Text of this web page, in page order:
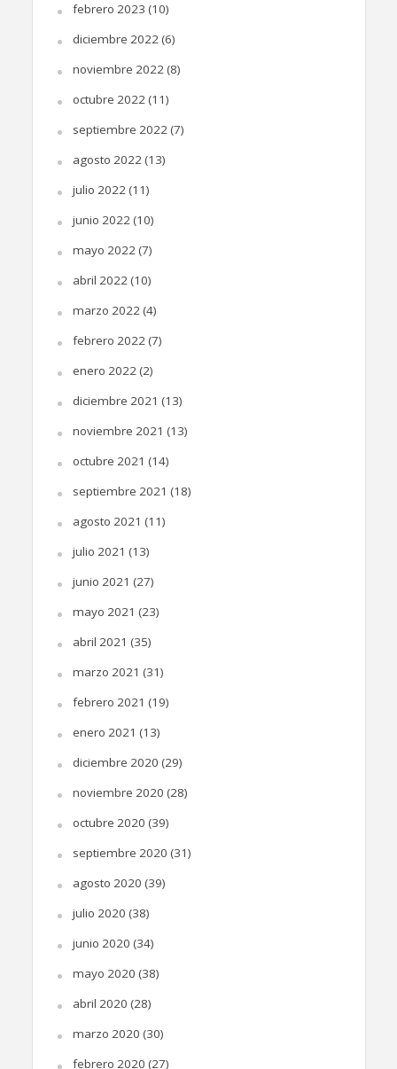
febrero 2023 (10)
diciembre 2022(6)
noviembre 2022(8)
octubre 2022(11)
septiembre 2022(7)
agosto 2022(13)
julio 2022(11)
junio 2022(10)
mayo 2022(7)
abril 2022(10)
marzo 2022(4)
febrero 2022(7)
enero 2022(2)
diciembre 2021 (13)
noviembre 2021 (13)
octubre 2021 (14)
septiembre 2021 (18)
agosto 2021 (11)
julio 2021 (13)
junio 2021 (27)
mayo 2021 (23)
abril 2021 (35)
marzo 2021 (31)
febrero 2021 (19)
enero 2021 (13)
diciembre 2020 (29)
noviembre 2020 (28)
octubre 2020 (39)
septiembre 2020 (31)
agosto 2020 (39)
julio 2020 (38)
junio 2020 (34)
mayo 2020 (38)
abril 2020 (28)
marzo 2020 (30)
febrero 2020 (27)